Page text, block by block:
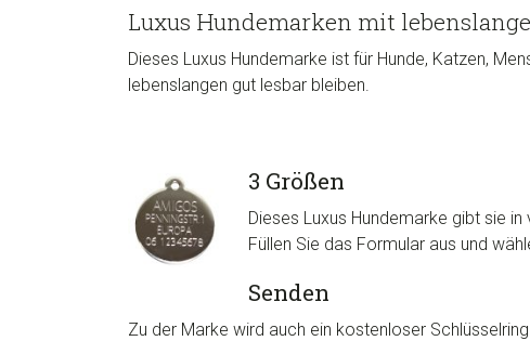
Luxus Hundemarken mit
Dieses Luxus Hundemarke ist für Hunde, Katzen,
lebenslangen gut lesbar bleiben.
3 Größen
Dieses Luxus Hundemarke gibt sie
Füllen Sie das Formular aus und
Senden
Zu der Marke wird auch ein kostenloser